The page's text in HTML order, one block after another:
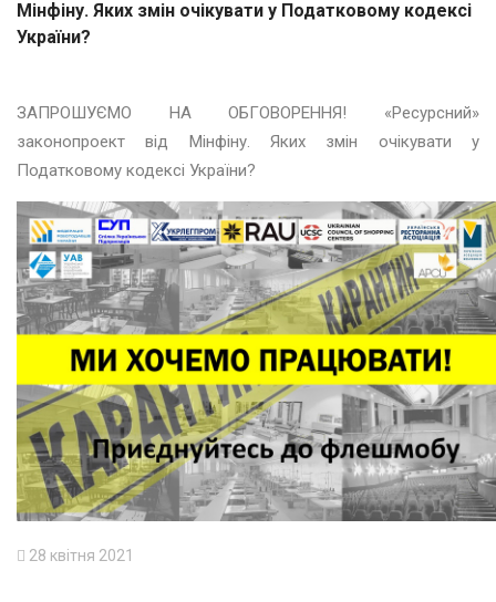
Мінфіну. Яких змін очікувати у Податковому кодексі
України?
ЗАПРОШУЄМО НА ОБГОВОРЕННЯ! «Ресурсний»
законопроект від Мінфіну. Яких змін очікувати у
Податковому кодексі України?
28 квітня 2021